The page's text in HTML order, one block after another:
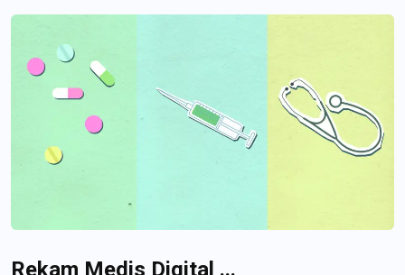
Rekam Medis Digital ...